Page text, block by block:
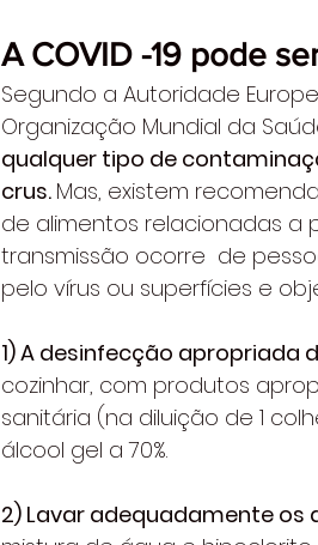
A COVID -19 pode
Segundo a Autoridade
Organização Mundial da
qualquer tipo de
crus. Mas, existem
de alimentos relacionadas a
transmissão ocorre  de
pelo vírus ou superfícies e
1) A desinfecção apropriada
cozinhar, com produtos
sanitária (na diluição de 1
álcool gel a 70%.
2) Lavar adequadamente